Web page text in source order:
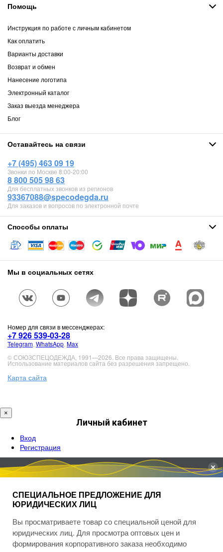
Помощь
Инструкция по работе с личным кабинетом
Как оплатить
Варианты доставки
Возврат и обмен
Нанесение логотипа
Электронный каталог
Заказ выезда менеджера
Блог
Оставайтесь на связи
+7 (495) 463 09 19
Звонки по Москве 8:00-20:00
8 800 505 98 63
Для бесплатных звонков из регионов
93367088@specodegda.ru
Для заказов и вопросов по электронной почте
Способы оплаты
Мы в социальных сетях
Номер для связи в мессенджерах:
+7 926 539-03-28
Telegram WhatsApp Max
© СОЮЗСПЕЦОДЕЖДА, 1991—2026. Все права защищены.
Использование материалов сайта без разрешения запрещено.
Карта сайта
×
Личный кабинет
Вход
Регистрация
СПЕЦИАЛЬНОЕ ПРЕДЛОЖЕНИЕ ДЛЯ
ЮРИДИЧЕСКИХ ЛИЦ
Вы просматриваете товар со специальной ценой для
юридических лиц. Для просмотра оптовых цен и
формирования корпоративного заказа необходимо